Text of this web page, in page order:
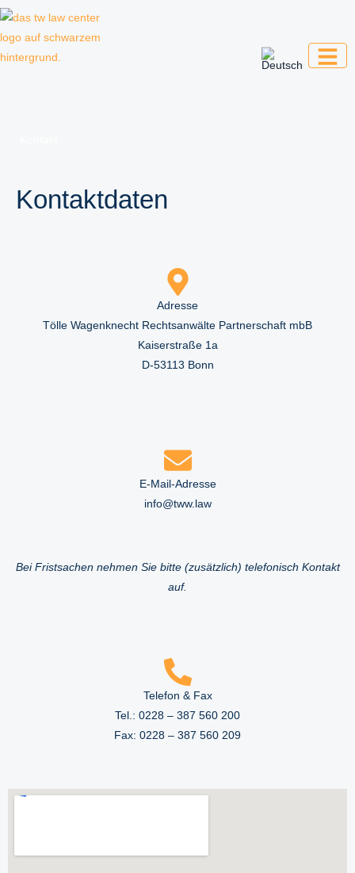
Zum
Kontaktdaten
Adresse
Tölle Wagenknecht Rechtsanwälte Partnerschaft mbB
Kaiserstraße 1a
D-53113 Bonn
E-Mail-Adresse
info@tww.law
Bei Fristsachen nehmen Sie bitte (zusätzlich) telefonisch Kontakt
auf.
Telefon & Fax
Tel.: 0228 – 387 560 200
Fax: 0228 – 387 560 209